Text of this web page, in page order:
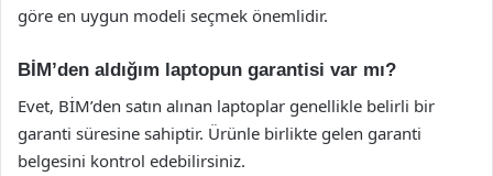
göre en uygun modeli seçmek önemlidir.
BİM’den aldığım laptopun garantisi var mı?
Evet, BİM’den satın alınan laptoplar genellikle belirli bir
garanti süresine sahiptir. Ürünle birlikte gelen garanti
belgesini kontrol edebilirsiniz.